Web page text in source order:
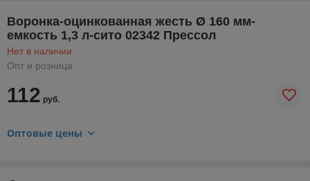
Воронка-оцинкованная жесть Ø 160 мм-
емкость 1,3 л-сито 02342 Прессол
Нет в наличии
Опт и розница
112 руб.
Оптовые цены